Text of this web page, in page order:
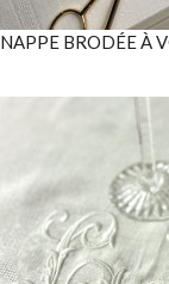
NAPPE BRODÉE À